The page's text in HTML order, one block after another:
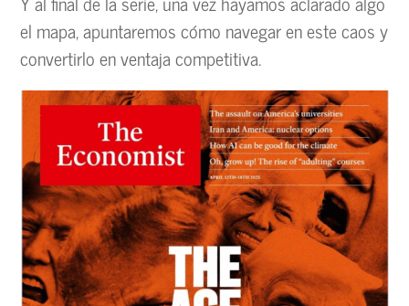
el mapa, apuntaremos cómo navegar en este caos y
convertirlo en ventaja competitiva.